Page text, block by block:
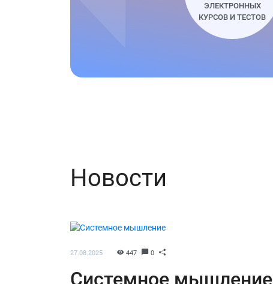
ЭЛЕКТРОННЫХ
КУРСОВ И ТЕСТОВ
Новости
27.08.2025 447 0
Системное мышление